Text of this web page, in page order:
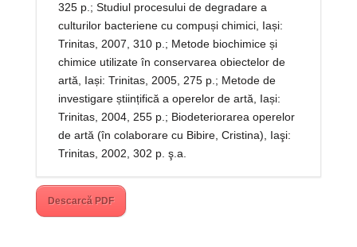
325 p.; Studiul procesului de degradare a
culturilor bacteriene cu compuși chimici, Iași:
Trinitas, 2007, 310 p.; Metode biochimice și
chimice utilizate în conservarea obiectelor de
artă, Iași: Trinitas, 2005, 275 p.; Metode de
investigare științifică a operelor de artă, Iași:
Trinitas, 2004, 255 p.; Biodeteriorarea operelor
de artă (în colaborare cu Bibire, Cristina), Iaşi:
Trinitas, 2002, 302 p. ş.a.
Descarcă PDF